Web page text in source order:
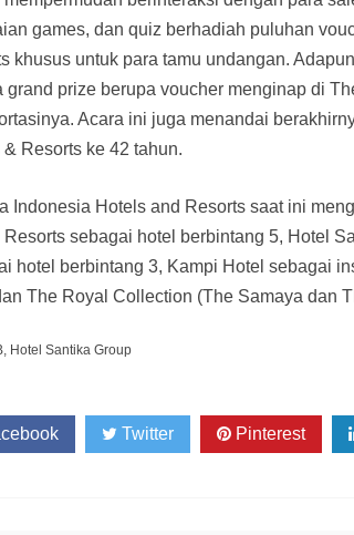
games, dan quiz berhadiah puluhan
khusus untuk para tamu undangan.
grand prize berupa voucher menginap di
Acara ini juga menandai
& Resorts ke 42 tahun.
Indonesia Hotels and Resorts saat ini
Resorts sebagai hotel berbintang 5, Hotel
hotel berbintang 3, Kampi Hotel sebagai
The Royal Collection (The Samaya dan
, Hotel Santika Group
Twitter Pinterest